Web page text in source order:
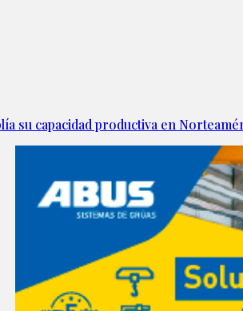
su capacidad productiva en